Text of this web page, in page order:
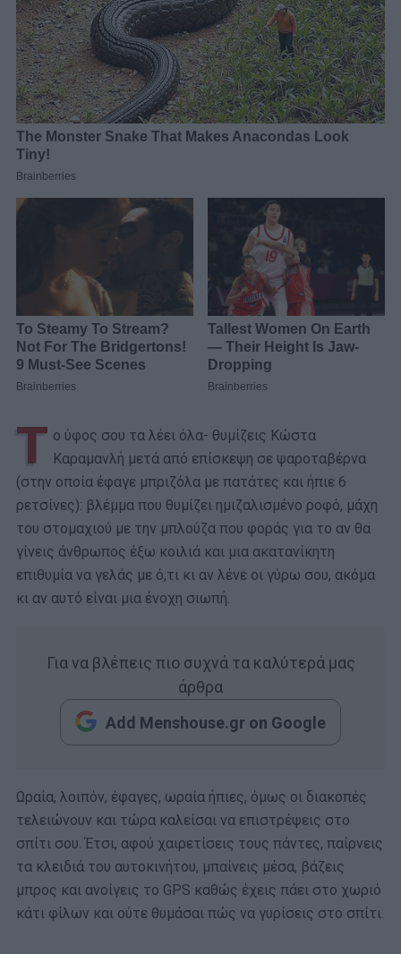
Τ ο ύφος σου τα λέει όλα- θυμίζεις Κώστα
Καραμανλή μετά από επίσκεψη σε ψαροταβέρνα
(στην οποία έφαγε μπριζόλα με πατάτες και ήπιε 6
ρετσίνες): βλέμμα που θυμίζει ημιζαλισμένο ροφό, μάχη
του στομαχιού με την μπλούζα που φοράς για το αν θα
γίνεις άνθρωπος έξω κοιλιά και μια ακατανίκητη
επιθυμία να γελάς με ό,τι κι αν λένε οι γύρω σου, ακόμα
κι αν αυτό είναι μια ένοχη σιωπή.
Για να βλέπεις πιο συχνά τα καλύτερά μας
άρθρα
Add Menshouse.gr on Google
Ωραία, λοιπόν, έφαγες, ωραία ήπιες, όμως οι διακοπές
τελειώνουν και τώρα καλείσαι να επιστρέψεις στο
σπίτι σου. Έτσι, αφού χαιρετίσεις τους πάντες, παίρνεις
τα κλειδιά του αυτοκινήτου, μπαίνεις μέσα, βάζεις
μπρος και ανοίγεις το GPS καθώς έχεις πάει στο χωριό
κάτι φίλων και ούτε θυμάσαι πώς να γυρίσεις στο σπίτι.